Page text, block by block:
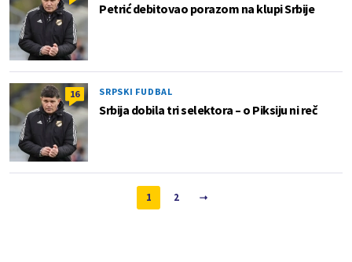
Petrić debitovao porazom na klupi Srbije
16 SRPSKI FUDBAL
Srbija dobila tri selektora – o Piksiju ni reč
1 2